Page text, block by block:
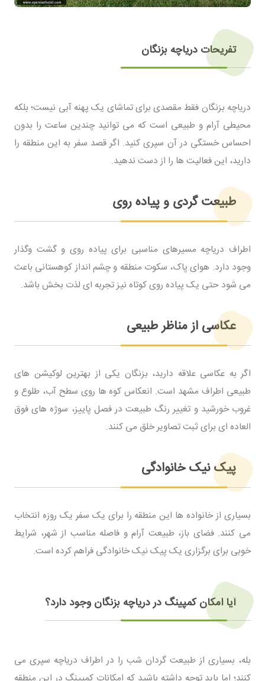
تفریحات دریاچه بزنگان
دریاچه بزنگان فقط مقصدی برای تماشای یک پهنه آبی نیست؛ بلکه
محیطی آرام و طبیعی است که می توانید چندین ساعت را بدون
احساس خستگی در آن سپری کنید. اگر قصد سفر به این منطقه را
دارید، این فعالیت ها را از دست ندهید.
طبیعت گردی و پیاده روی
اطراف دریاچه مسیرهای مناسبی برای پیاده روی و گشت وگذار
وجود دارد. هوای پاک، سکوت منطقه و چشم انداز کوهستانی باعث
می شود حتی یک پیاده روی کوتاه نیز تجربه ای لذت بخش باشد.
عکاسی از مناظر طبیعی
اگر به عکاسی علاقه دارید، بزنگان یکی از بهترین لوکیشن های
طبیعی اطراف مشهد است. انعکاس کوه ها روی سطح آب، طلوع و
غروب خورشید و تغییر رنگ طبیعت در فصل پاییز، سوژه های فوق
العاده ای برای ثبت تصاویر خلق می کنند.
پیک نیک خانوادگی
بسیاری از خانواده ها این منطقه را برای یک سفر یک روزه انتخاب
می کنند. فضای باز، طبیعت آرام و فاصله مناسب از شهر، شرایط
خوبی برای برگزاری یک پیک نیک خانوادگی فراهم کرده است.
آیا امکان کمپینگ در دریاچه بزنگان وجود دارد؟
بله، بسیاری از طبیعت گردان شب را در اطراف دریاچه سپری می